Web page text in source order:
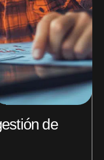
de